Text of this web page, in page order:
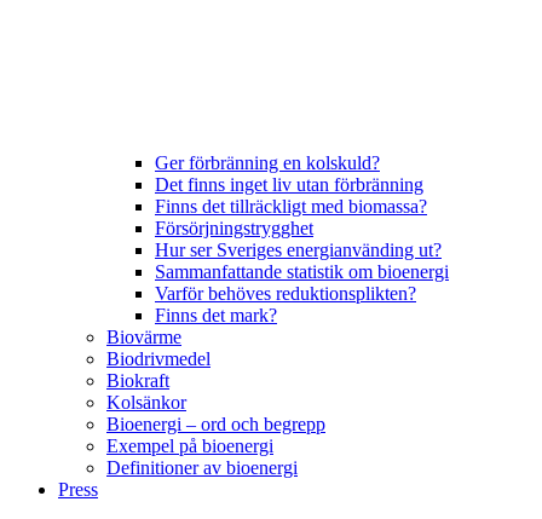
Ger förbränning en kolskuld?
Det finns inget liv utan förbränning
Finns det tillräckligt med biomassa?
Försörjningstrygghet
Hur ser Sveriges energianvänding ut?
Sammanfattande statistik om bioenergi
Varför behöves reduktionsplikten?
Finns det mark?
Biovärme
Biodrivmedel
Biokraft
Kolsänkor
Bioenergi – ord och begrepp
Exempel på bioenergi
Definitioner av bioenergi
Press